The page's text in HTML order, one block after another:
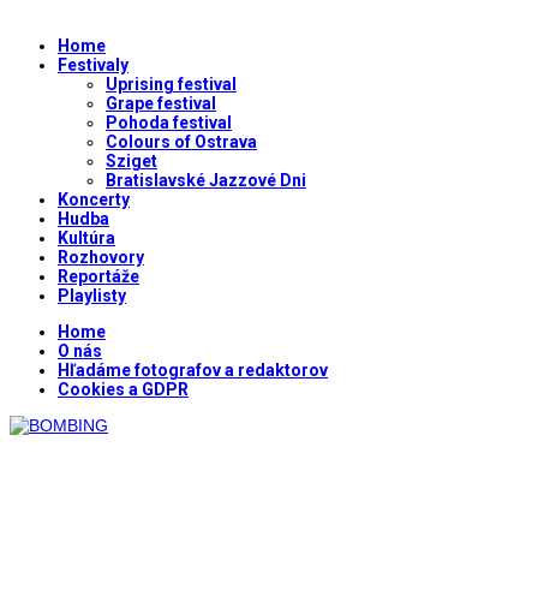
Home
Festivaly
Uprising festival
Grape festival
Pohoda festival
Colours of Ostrava
Sziget
Bratislavské Jazzové Dni
Koncerty
Hudba
Kultúra
Rozhovory
Reportáže
Playlisty
Home
O nás
Hľadáme fotografov a redaktorov
Cookies a GDPR